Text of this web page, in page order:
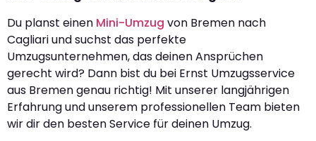
Du planst einen Mini-Umzug von Bremen nach
Cagliari und suchst das perfekte
Umzugsunternehmen, das deinen Ansprüchen
gerecht wird? Dann bist du bei Ernst Umzugsservice
aus Bremen genau richtig! Mit unserer langjährigen
Erfahrung und unserem professionellen Team bieten
wir dir den besten Service für deinen Umzug.